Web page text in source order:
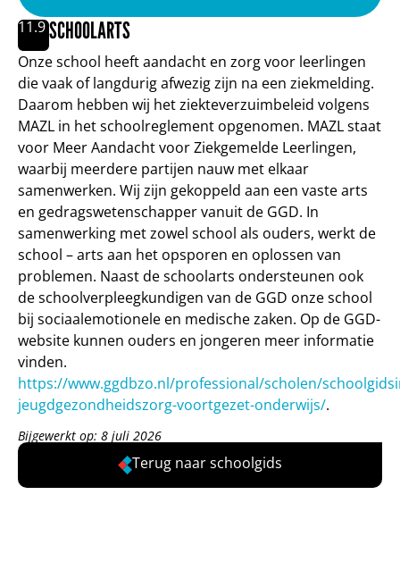
11.9SCHOOLARTS
Onze school heeft aandacht en zorg voor leerlingen
die vaak of langdurig afwezig zijn na een ziekmelding.
Daarom hebben wij het ziekteverzuimbeleid volgens
MAZL in het schoolreglement opgenomen. MAZL staat
voor Meer Aandacht voor Ziekgemelde Leerlingen,
waarbij meerdere partijen nauw met elkaar
samenwerken. Wij zijn gekoppeld aan een vaste arts
en gedragswetenschapper vanuit de GGD. In
samenwerking met zowel school als ouders, werkt de
school – arts aan het opsporen en oplossen van
problemen. Naast de schoolarts ondersteunen ook
de schoolverpleegkundigen van de GGD onze school
bij sociaalemotionele en medische zaken. Op de GGD-
website kunnen ouders en jongeren meer informatie
vinden.
https://www.ggdbzo.nl/professional/scholen/
jeugdgezondheidszorg-voortgezet-onderwijs/.
Bijgewerkt op: 8 juli 2026
Terug naar schoolgids